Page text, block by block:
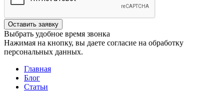
Оставить заявку
Выбрать удобное время звонка
Нажимая на кнопку, вы даете согласие на обработку
персональных данных.
Главная
Блог
Статьи